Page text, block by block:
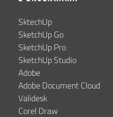
SktechUp
SketchUp Go
SketchUp Pro
SketchUp Studio
Adobe
Adobe Document Cloud
Validesk
Corel Draw